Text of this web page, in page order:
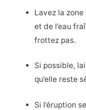
Lavez la
et de l’eau
frottez pas.
Si possible,
qu’elle reste
Si l’éruption